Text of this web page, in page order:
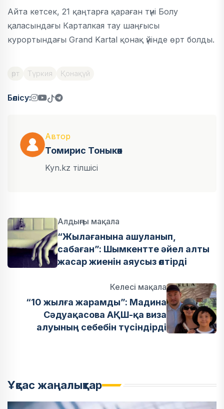
Айта кетсек, 21 қаңтарға қараған түні Болу
қаласындағы Карталкая тау шаңғысы
курортындағы Grand Kartal қонақ үйінде өрт болды.
өрт Түркия Қонақүй
Бөлісу:
Автор
Томирис Тоныкөк
Kyn.kz тілшісі
Алдыңғы мақала
“Жылағанына ашуланып,
сабаған”: Шымкентте әйел алты
жасар жиенін аяусыз өлтірді
Келесі мақала
“10 жылға жарамды”: Мадина
Сәдуақасова АҚШ-қа виза
алуының себебін түсіндірді
Ұқсас жаңалықтар